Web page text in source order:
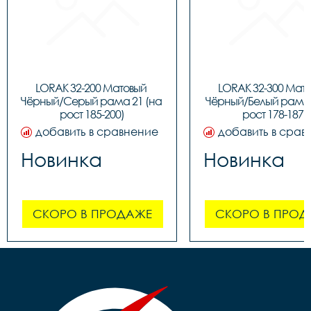
LORAK 32-200 Матовый
Чёрный/Серый рама 21 (на
рост 185-200)
добавить в сравнение
Новинка
СКОРО В ПРОДАЖЕ
LORAK 32-300
Чёрный/Белый рама
рост 178-187)
добавить в
Новинка
СКОРО В